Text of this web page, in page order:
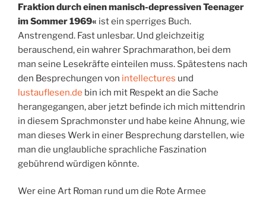
Fraktion durch einen manisch-depressiven Teenager
im Sommer 1969« ist ein sperriges Buch.
Anstrengend. Fast unlesbar. Und gleichzeitig
berauschend, ein wahrer Sprachmarathon, bei dem
man seine Lesekräfte einteilen muss. Spätestens nach
den Besprechungen von intellectures und
lustauflesen.de bin ich mit Respekt an die Sache
herangegangen, aber jetzt befinde ich mich mittendrin
in diesem Sprachmonster und habe keine Ahnung, wie
man dieses Werk in einer Besprechung darstellen, wie
man die unglaubliche sprachliche Faszination
gebührend würdigen könnte.
Wer eine Art Roman rund um die Rote Armee